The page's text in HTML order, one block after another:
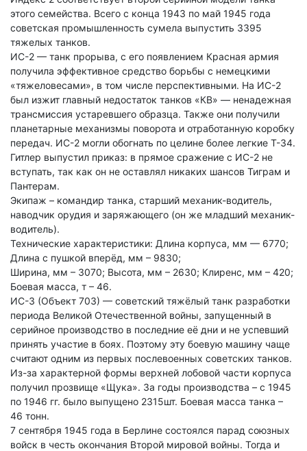
этого семейства. Всего с конца 1943 по май 1945 года
советская промышленность сумела выпустить 3395
тяжелых танков.
ИС-2 — танк прорыва, с его появлением Красная армия
получила эффективное средство борьбы с немецкими
«тяжеловесами», в том числе перспективными. На ИС-2
был изжит главный недостаток танков «КВ» — ненадежная
трансмиссия устаревшего образца. Также они получили
планетарные механизмы поворота и отработанную коробку
передач. ИС-2 могли обогнать по целине более легкие Т-34.
Гитлер выпустил приказ: в прямое сражение с ИС-2 не
вступать, так как он не оставлял никаких шансов Тиграм и
Пантерам.
Экипаж – командир танка, старший механик-водитель,
наводчик орудия и заряжающего (он же младший механик-
водитель).
Технические характеристики: Длина корпуса, мм — 6770;
Длина с пушкой вперёд, мм – 9830;
Ширина, мм – 3070; Высота, мм – 2630; Клиренс, мм – 420;
Боевая масса, т – 46.
ИС-3 (Объект 703) — советский тяжёлый танк разработки
периода Великой Отечественной войны, запущенный в
серийное производство в последние её дни и не успевший
принять участие в боях. Поэтому эту боевую машину чаще
считают одним из первых послевоенных советских танков.
Из-за характерной формы верхней лобовой части корпуса
получил прозвище «Щука». За годы производства – с 1945
по 1946 гг. было выпущено 2315шт. Боевая масса танка –
46 тонн.
7 сентября 1945 года в Берлине состоялся парад союзных
войск в честь окончания Второй мировой войны. Тогда и